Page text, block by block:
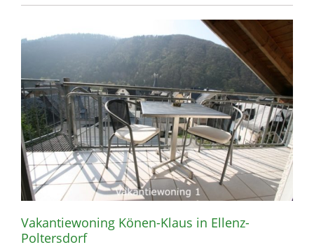
Vakantiewoning Könen-Klaus in Ellenz-
Poltersdorf